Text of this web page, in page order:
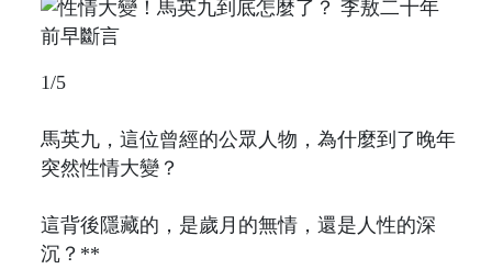
1/5
馬英九，這位曾經的公眾人物，為什麼到了晚年
突然性情大變？
這背後隱藏的，是歲月的無情，還是人性的深
沉？**